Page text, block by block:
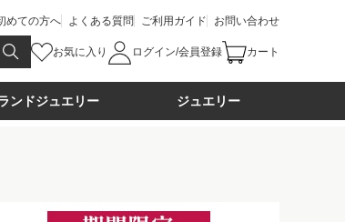
めての方へ よくある質問 ご利用ガイド お問い合わせ
お気に入り ログイン/会員登録 カート
ンドジュエリー ジュエリー